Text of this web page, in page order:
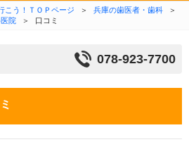
コンテンツへ移動
こう！ＴＯＰページ ＞ 兵庫の歯医者・歯科
＞
院 ＞ 口コミ
078-923-7700